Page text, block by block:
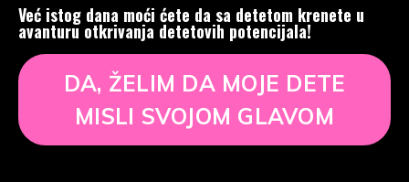
Već istog dana moći ćete da sa detetom krenete u
avanturu otkrivanja detetovih potencijala!
DA, ŽELIM DA MOJE DETE
MISLI SVOJOM GLAVOM